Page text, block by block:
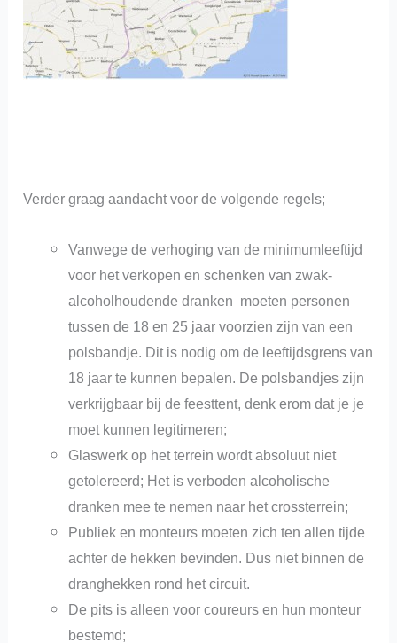
Verder graag aandacht voor de volgende regels;
Vanwege de verhoging van de minimumleeftijd
voor het verkopen en schenken van zwak-
alcoholhoudende dranken moeten personen
tussen de 18 en 25 jaar voorzien zijn van een
polsbandje. Dit is nodig om de leeftijdsgrens van
18 jaar te kunnen bepalen. De polsbandjes zijn
verkrijgbaar bij de feesttent, denk erom dat je je
moet kunnen legitimeren;
Glaswerk op het terrein wordt absoluut niet
getolereerd; Het is verboden alcoholische
dranken mee te nemen naar het crossterrein;
Publiek en monteurs moeten zich ten allen tijde
achter de hekken bevinden. Dus niet binnen de
dranghekken rond het circuit.
De pits is alleen voor coureurs en hun monteur
bestemd;